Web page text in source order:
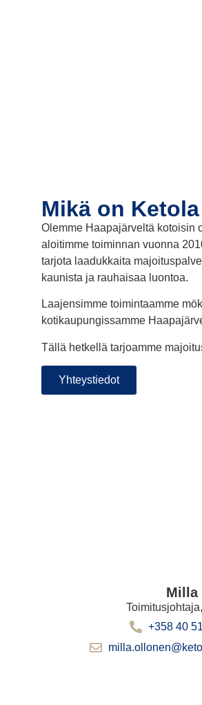
Mikä on
Olemme Haapajärveltä kotoisin
aloitimme toiminnan vuonna
tarjota laadukkaita
kaunista ja rauhaisaa luontoa.
Laajensimme toimintaamme
kotikaupungissamme
Tällä hetkellä tarjoamme
Yhteystiedot
Milla
+358 40